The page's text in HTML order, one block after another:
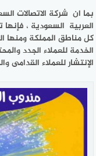
العربية السعودية ،
كل مناطق المملكة ومنها
الخدمة للعملاء الجدد
الإنتشار للعملاء القدامى